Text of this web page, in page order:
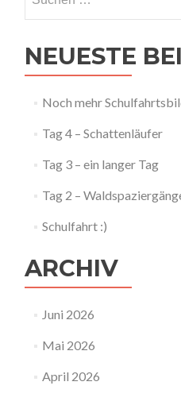
nach:
NEUESTE
Noch mehr
Tag 4 – Schattenläufer
Tag 3 – ein langer Tag
Tag 2 –
Schulfahrt :)
ARCHIV
Juni 2026
Mai 2026
April 2026